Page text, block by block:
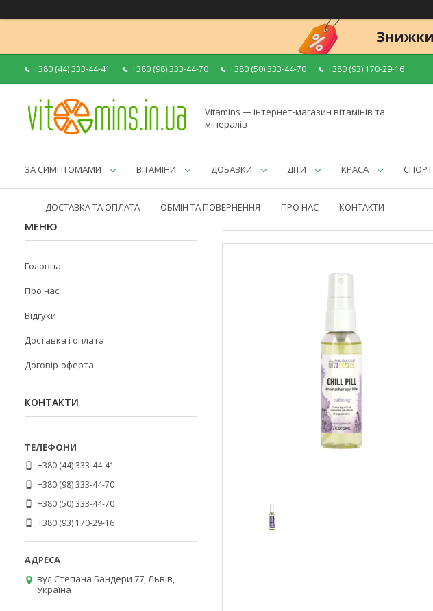
+380 (44) 333-44-41 +380 (98) 333-44-70 +380 (50) 333-44-70 +380 (93) 170-29-16
Vitamins — інтернет-магазин вітамінів та
мінералів
ЗА СИМПТОМАМИ ВІТАМІНИ ДОБАВКИ ДІТИ КРАСА СПОРТ
ДОСТАВКА ТА ОПЛАТА ОБМІН ТА ПОВЕРНЕННЯ ПРО НАС КОНТАКТИ
Головна
Про нас
Відгуки
Доставка і оплата
Договір-оферта
КОНТАКТИ
+380 (44) 333-44-41
+380 (98) 333-44-70
+380 (50) 333-44-70
+380 (93) 170-29-16
вул.Степана Бандери 77, Львів,
Україна